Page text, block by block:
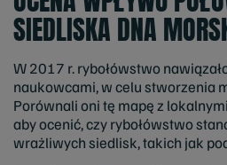
SIEDLISKA DNA
W 2017 r. rybołówstwo
naukowcami, w celu stworzenia
Porównali oni tę mapę z
aby ocenić, czy rybołówstwo
wrażliwych siedlisk, takich jak